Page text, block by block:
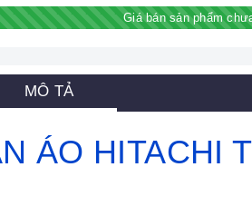
Giá bán sản phẩm
MÔ TẢ
ÁO HITACHI